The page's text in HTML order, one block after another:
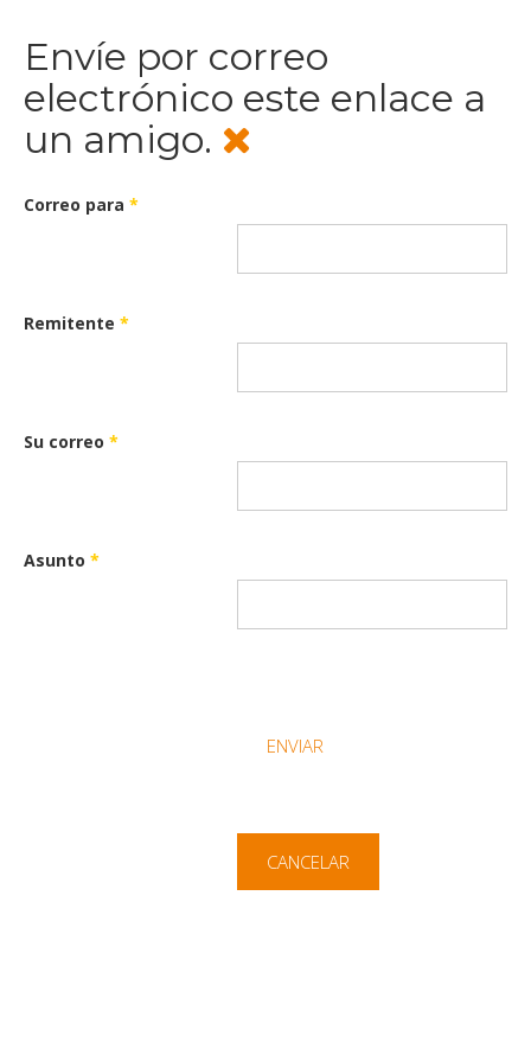
Envíe por correo
electrónico este enlace a
un amigo.
Correo para *
Remitente *
Su correo *
Asunto *
ENVIAR
CANCELAR